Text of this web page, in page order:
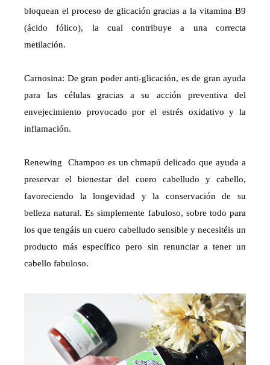
bloquean el proceso de glicación gracias a la vitamina B9
(ácido fólico), la cual contribuye a una correcta
metilación.
Carnosina: De gran poder anti-glicación, es de gran ayuda
para las células gracias a su acción preventiva del
envejecimiento provocado por el estrés oxidativo y la
inflamación.
Renewing Champoo es un chmapú delicado que ayuda a
preservar el bienestar del cuero cabelludo y cabello,
favoreciendo la longevidad y la conservación de su
belleza natural. Es simplemente fabuloso, sobre todo para
los que tengáis un cuero cabelludo sensible y necesitéis un
producto más específico pero sin renunciar a tener un
cabello fabuloso.